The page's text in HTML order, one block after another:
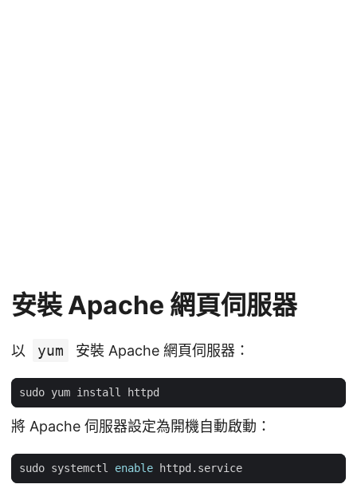
安裝 Apache 網頁伺服器
以 yum 安裝 Apache 網頁伺服器：
將 Apache 伺服器設定為開機自動啟動：
sudo systemctl enable